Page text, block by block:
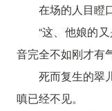
在场的人目瞪
“这、他娘的
音完全不如刚才有
死而复生的翠
嗔已经不见。